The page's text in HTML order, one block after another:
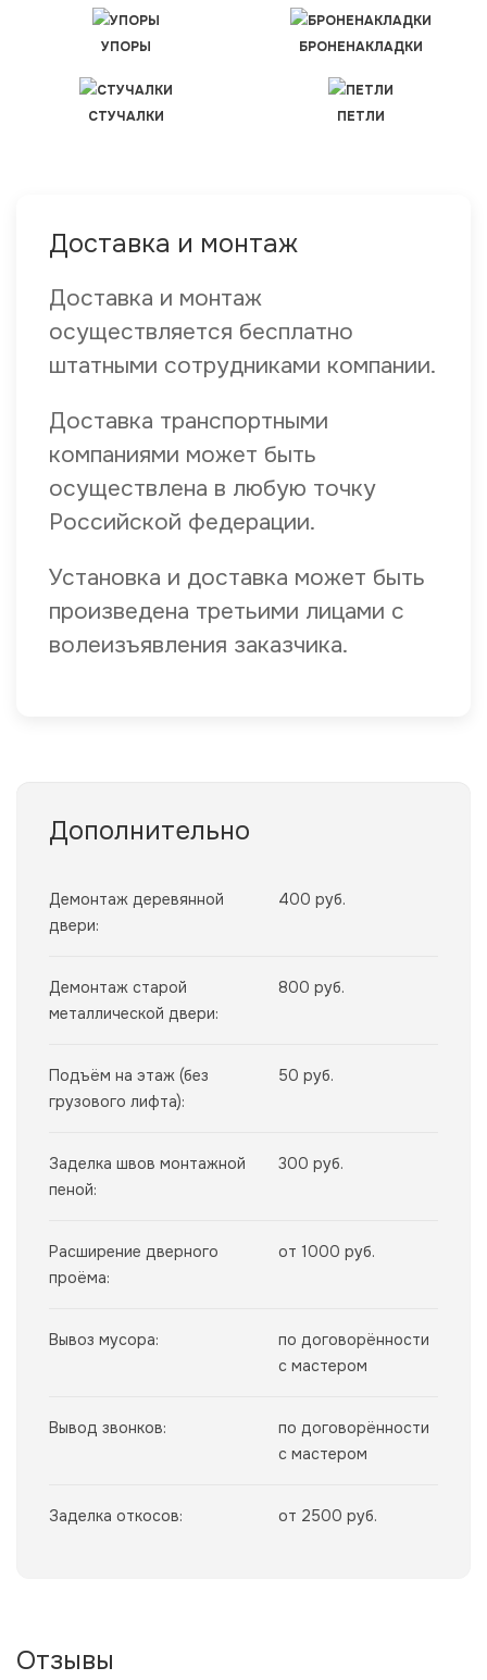
УПОРЫ БРОНЕНАКЛАДКИ
СТУЧАЛКИ ПЕТЛИ
Доставка и монтаж
Доставка и монтаж
осуществляется бесплатно
штатными сотрудниками компании.
Доставка транспортными
компаниями может быть
осуществлена в любую точку
Российской федерации.
Установка и доставка может быть
произведена третьими лицами с
волеизъявления заказчика.
Дополнительно
Демонтаж деревянной
двери:
400 руб.
Демонтаж старой
металлической двери:
800 руб.
Подъём на этаж (без
грузового лифта):
50 руб.
Заделка швов монтажной
пеной:
300 руб.
Расширение дверного
проёма:
от 1000 руб.
Вывоз мусора:
по договорённости
с мастером
Вывод звонков:
по договорённости
с мастером
Заделка откосов: от 2500 руб.
Отзывы